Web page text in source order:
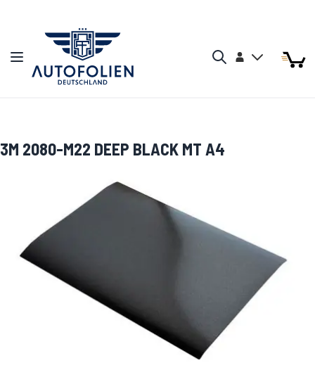
Navigation umschalten Konto Mein
3M 2080-M22 DEEP BLACK MT A4